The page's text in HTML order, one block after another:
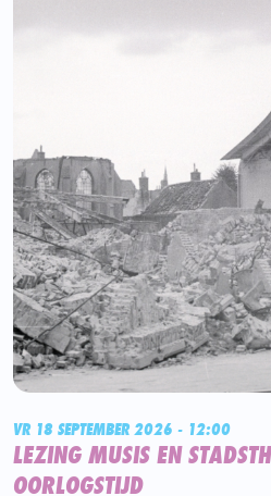
VR 18 SEPTEMBER 2026 - 12:00
LEZING MUSIS EN
OORLOGSTIJD